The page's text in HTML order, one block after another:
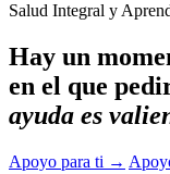
Salud Integral y
Hay un
en el que
ayuda es
Apoyo para ti →